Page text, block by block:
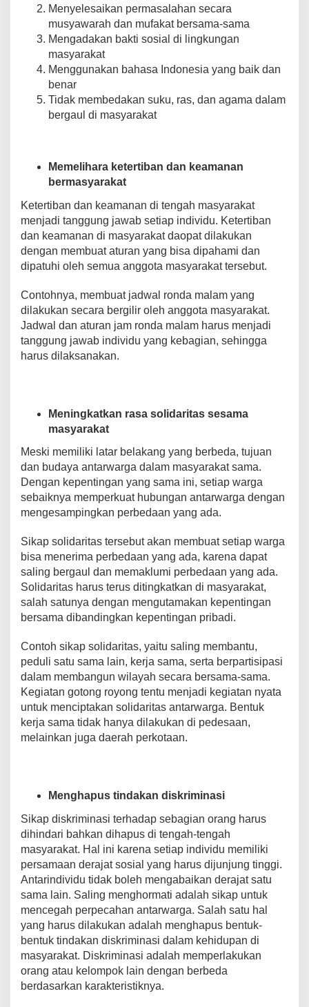
Menyelesaikan permasalahan secara
musyawarah dan mufakat bersama-sama
Mengadakan bakti sosial di lingkungan
masyarakat
Menggunakan bahasa Indonesia yang baik dan
benar
Tidak membedakan suku, ras, dan agama dalam
bergaul di masyarakat
Memelihara ketertiban dan keamanan
bermasyarakat
Ketertiban dan keamanan di tengah masyarakat
menjadi tanggung jawab setiap individu. Ketertiban
dan keamanan di masyarakat daopat dilakukan
dengan membuat aturan yang bisa dipahami dan
dipatuhi oleh semua anggota masyarakat tersebut.
Contohnya, membuat jadwal ronda malam yang
dilakukan secara bergilir oleh anggota masyarakat.
Jadwal dan aturan jam ronda malam harus menjadi
tanggung jawab individu yang kebagian, sehingga
harus dilaksanakan.
Meningkatkan rasa solidaritas sesama
masyarakat
Meski memiliki latar belakang yang berbeda, tujuan
dan budaya antarwarga dalam masyarakat sama.
Dengan kepentingan yang sama ini, setiap warga
sebaiknya memperkuat hubungan antarwarga dengan
mengesampingkan perbedaan yang ada.
Sikap solidaritas tersebut akan membuat setiap warga
bisa menerima perbedaan yang ada, karena dapat
saling bergaul dan memaklumi perbedaan yang ada.
Solidaritas harus terus ditingkatkan di masyarakat,
salah satunya dengan mengutamakan kepentingan
bersama dibandingkan kepentingan pribadi.
Contoh sikap solidaritas, yaitu saling membantu,
peduli satu sama lain, kerja sama, serta berpartisipasi
dalam membangun wilayah secara bersama-sama.
Kegiatan gotong royong tentu menjadi kegiatan nyata
untuk menciptakan solidaritas antarwarga. Bentuk
kerja sama tidak hanya dilakukan di pedesaan,
melainkan juga daerah perkotaan.
Menghapus tindakan diskriminasi
Sikap diskriminasi terhadap sebagian orang harus
dihindari bahkan dihapus di tengah-tengah
masyarakat. Hal ini karena setiap individu memiliki
persamaan derajat sosial yang harus dijunjung tinggi.
Antarindividu tidak boleh mengabaikan derajat satu
sama lain. Saling menghormati adalah sikap untuk
mencegah perpecahan antarwarga. Salah satu hal
yang harus dilakukan adalah menghapus bentuk-
bentuk tindakan diskriminasi dalam kehidupan di
masyarakat. Diskriminasi adalah memperlakukan
orang atau kelompok lain dengan berbeda
berdasarkan karakteristiknya.